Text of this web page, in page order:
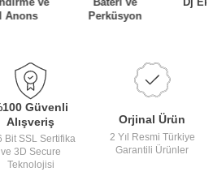
Anons
Perküsyon
Güvenli
Alışveriş
Bit SSL Sertifika
ve 3D Secure
Teknolojisi
Orjinal Ürün
2 Yıl Resmi Türkiye
Garantili Ürünler